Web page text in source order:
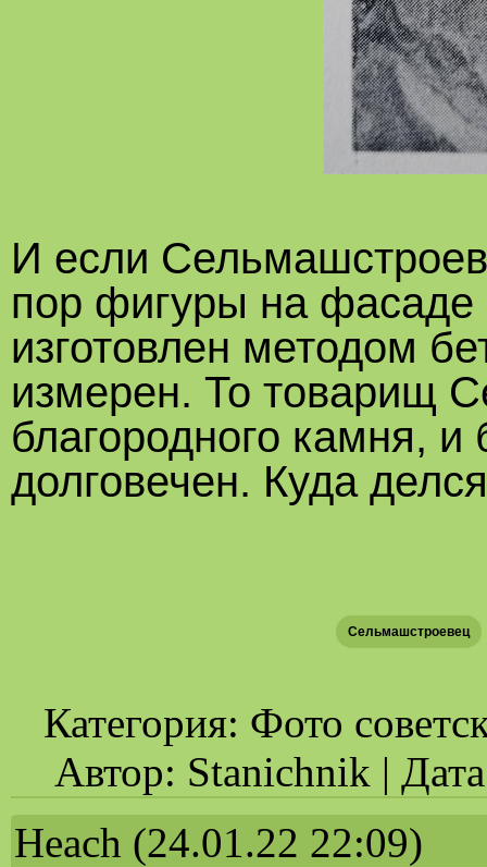
И если
пор фигуры на фасаде
изготовлен методом
измерен. То товарищ
благородного камня,
долговечен. Куда
Сельмашстроевец
Категория: Фото
Автор: Stanichnik |
Heach (24.01.22 22:09)